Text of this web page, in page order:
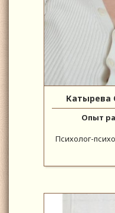
Катырева
Опыт
Психолог-